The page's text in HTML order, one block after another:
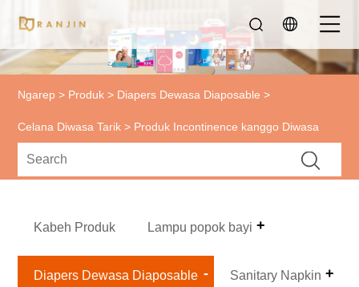
Ngarep > Produk > Diapers Dewasa Diaposable >
Celana Diwasa Tarik > Produk Incontinence kanggo Diwasa
Kabeh Produk Lampu popok bayi
Diapers Dewasa Diaposable Sanitary Napkin